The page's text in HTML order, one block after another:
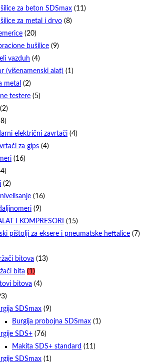
za beton SDSmax (11)
za metal i drvo (8)
(20)
bušilice (9)
vazduh (4)
(višenamenski alat) (1)
metal (2)
testere (5)
(2)
električni zavrtači (4)
za gips (4)
(16)
(2)
(16)
(9)
I KOMPRESORI
(15)
pištolji za eksere i pneumatske heftalice (7)
bitova (13)
bita (1)
bitova (4)
SDSmax (9)
Burgija probojna SDSmax (1)
SDS+ (76)
Makita SDS+ standard (11)
SDSmax (1)